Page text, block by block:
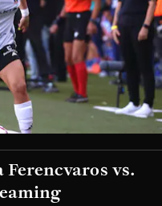
Ferencvaros vs.